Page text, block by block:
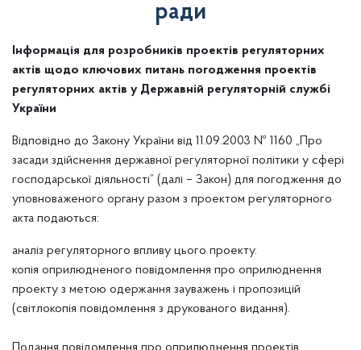
ради
Інформація для розробників проектів регуляторних
актів щодо ключових питань погодження проектів
регуляторних актів у Державній регуляторній службі
України
Відповідно до Закону України від 11.09.2003 № 1160 „Про
засади здійснення державної регуляторної політики у сфері
господарської діяльності” (далі – Закон) для погодження до
уповноваженого органу разом з проектом регуляторного
акта подаються:
аналіз регуляторного впливу цього проекту.
копія оприлюдненого повідомлення про оприлюднення
проекту з метою одержання зауважень і пропозицій
(світлокопія повідомлення з друкованого видання).